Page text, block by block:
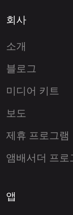
회사
소개
블로그
미디어 키트
보도
제휴 프로그램
앰배서더 프로
앱